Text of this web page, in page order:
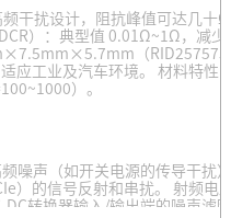
干扰设计，阻抗峰值可达几十
）：典型值 0.01Ω~1Ω，减
（RID257575
工业及汽车环境。 材料特性
）。
噪声（如开关电源的传导干扰
）的信号反射和串扰。 射频电
转换器输入/输出端的噪声滤